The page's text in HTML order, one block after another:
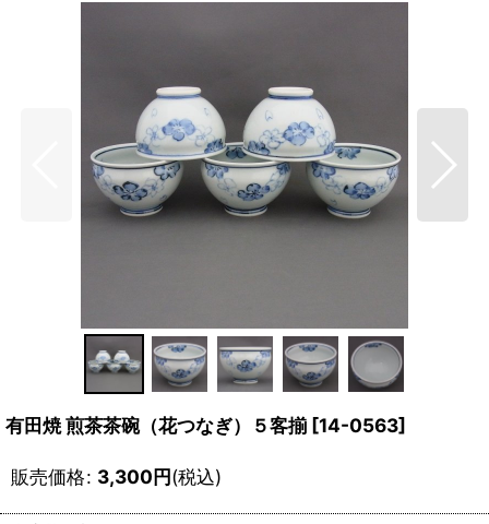
有田焼 煎茶茶碗（花つなぎ）５客揃 [14-0563]
販売価格: 3,300円(税込)